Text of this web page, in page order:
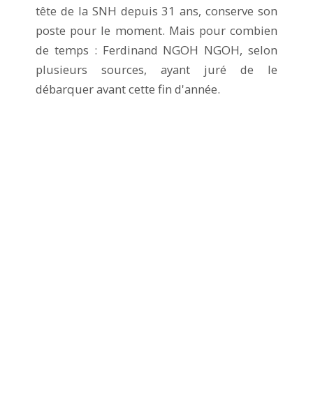
tête de la SNH depuis 31 ans, conserve son
poste pour le moment. Mais pour combien
de temps : Ferdinand NGOH NGOH, selon
plusieurs sources, ayant juré de le
débarquer avant cette fin d'année.